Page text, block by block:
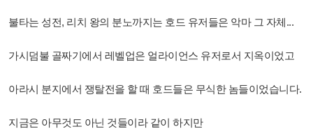
불타는 성전, 리치 왕의 분노까지는 호드 유저들은 악마 그 자체...
가시덤불 골짜기에서 레벨업은 얼라이언스 유저로서 지옥이었고
아라시 분지에서 쟁탈전을 할 때 호드들은 무식한 놈들이었습니다.
지금은 아무것도 아닌 것들이라 같이 하지만